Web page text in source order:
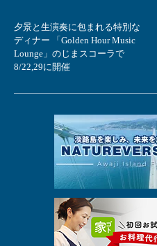
夕景と生演奏に包まれる特別な
ディナー 「Golden Hour Music
Lounge」のじまスコーラで
8/22,29に開催